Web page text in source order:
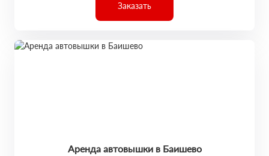
Заказать
Аренда автовышки в Баишево